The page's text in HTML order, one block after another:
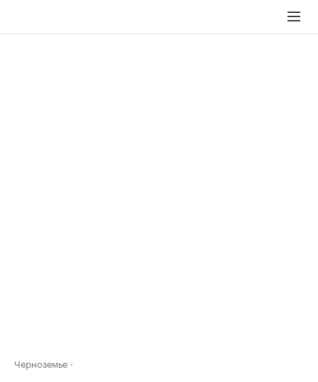
Черноземье